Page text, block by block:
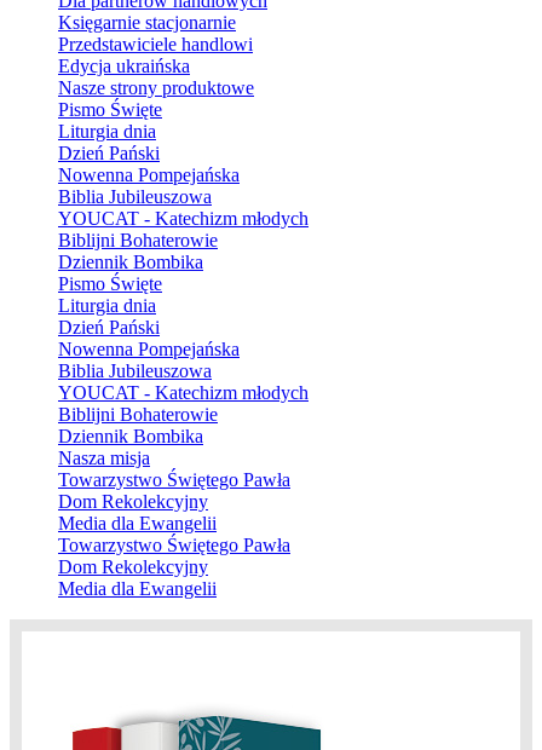
Księgarnie stacjonarnie
Przedstawiciele handlowi
Edycja ukraińska
Nasze strony produktowe
Pismo Święte
Liturgia dnia
Dzień Pański
Nowenna Pompejańska
Biblia Jubileuszowa
YOUCAT - Katechizm młodych
Biblijni Bohaterowie
Dziennik Bombika
Pismo Święte
Liturgia dnia
Dzień Pański
Nowenna Pompejańska
Biblia Jubileuszowa
YOUCAT - Katechizm młodych
Biblijni Bohaterowie
Dziennik Bombika
Nasza misja
Towarzystwo Świętego Pawła
Dom Rekolekcyjny
Media dla Ewangelii
Towarzystwo Świętego Pawła
Dom Rekolekcyjny
Media dla Ewangelii